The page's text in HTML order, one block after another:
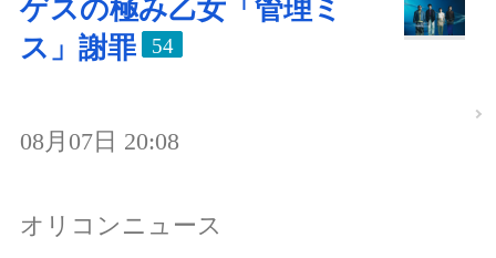
ゲスの極み乙女「管理ミ
ス」謝罪
54
08月07日 20:08
オリコンニュース